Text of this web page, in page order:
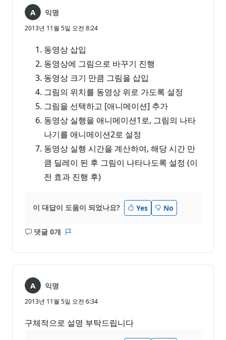
익명
2013년 11월 5일 오전 8:24
동영상 삽입
동영상에 그림으로 바꾸기 진행
동영상 크기 만큼 그림을 삽입
그림의 위치를 동영상 위로 가도록 설정
그림을 선택하고 [애니메이션] 추가
동영상 실행을 애니메이션1로, 그림의 나타
나기를 애니메이션2로 설정
동영상 실행 시간을 계산하여, 해당 시간 만
큼 딜레이 된 후 그림이 나타나도록 설정 (이
전 효과 진행 후)
이 대답이 도움이 되었나요? Yes No
댓글 0개
설
음
익명
2013년 11월 5일 오전 6:34
구체적으로 설명 부탁드립니다